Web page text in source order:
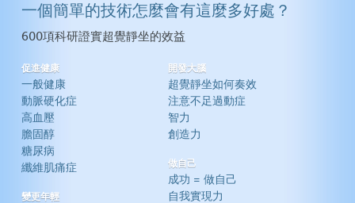
一個簡單的技術怎麼會有這麼多好處？
600項科研證實超覺靜坐的效益
促進健康
一般健康
動脈硬化症
高血壓
膽固醇
糖尿病
纖維肌痛症
變更年輕
開發大腦
超覺靜坐如何奏效
注意不足過動症
智力
創造力
做自己
成功 = 做自己
自我實現力